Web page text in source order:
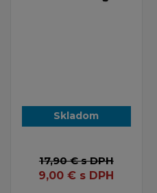
Skladom
17,90 €s DPH
9,00 € s DPH